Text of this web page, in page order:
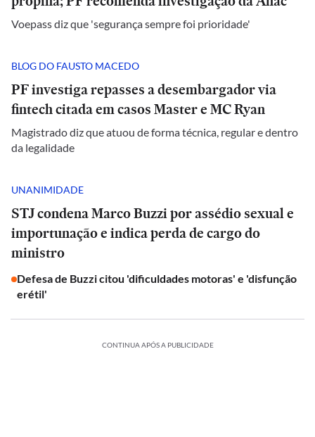
Voepass diz que 'segurança sempre foi prioridade'
BLOG DO FAUSTO MACEDO
PF investiga repasses a desembargador via
fintech citada em casos Master e MC Ryan
Magistrado diz que atuou de forma técnica, regular e dentro
da legalidade
UNANIMIDADE
STJ condena Marco Buzzi por assédio sexual e
importunação e indica perda de cargo do
ministro
Defesa de Buzzi citou 'dificuldades motoras' e 'disfunção
erétil'
CONTINUA APÓS A PUBLICIDADE